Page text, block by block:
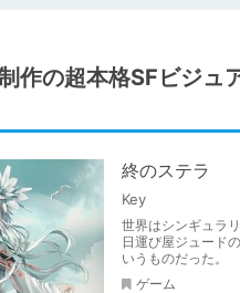
作の超本格SFビジュ
終のステラ
Key
世界はシンギュラ
日運び屋ジュード
いうものだった。
ゲーム